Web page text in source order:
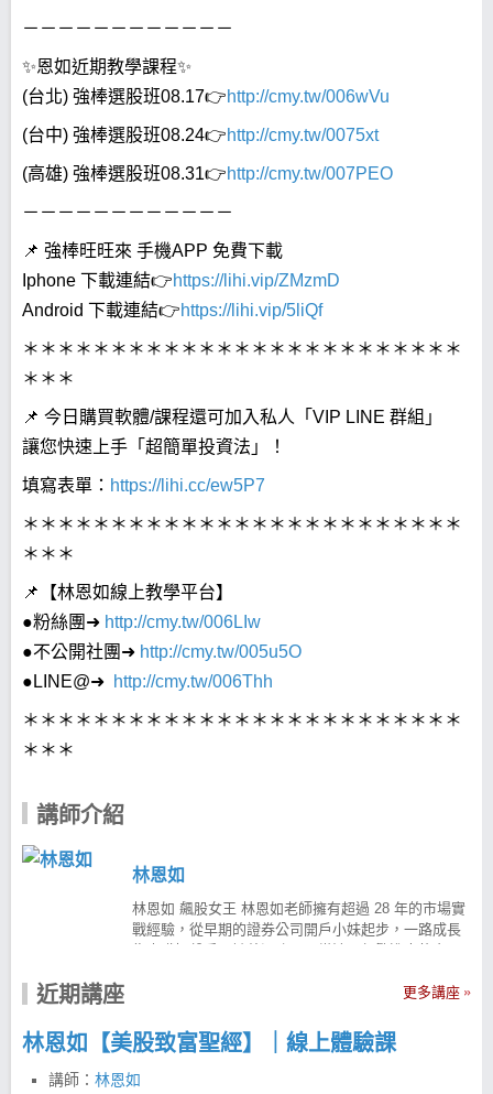
－－－－－－－－－－－－
✨恩如近期教學課程✨
(台北) 強棒選股班08.17👉http://cmy.tw/006wVu
(台中) 強棒選股班08.24👉http://cmy.tw/0075xt
(高雄) 強棒選股班08.31👉http://cmy.tw/007PEO
－－－－－－－－－－－－
📌 強棒旺旺來 手機APP 免費下載
Iphone 下載連結👉https://lihi.vip/ZMzmD
Android 下載連結👉https://lihi.vip/5liQf
＊＊＊＊＊＊＊＊＊＊＊＊＊＊＊＊＊＊＊＊＊＊＊＊＊
＊＊＊
📌 今日購買軟體/課程還可加入私人「VIP LINE 群組」
讓您快速上手「超簡單投資法」！
填寫表單： https://lihi.cc/ew5P7
＊＊＊＊＊＊＊＊＊＊＊＊＊＊＊＊＊＊＊＊＊＊＊＊＊
＊＊＊
📌【林恩如線上教學平台】
●粉絲團➜ http://cmy.tw/006LIw
●不公開社團➜ http://cmy.tw/005u5O
●LINE@➜ http://cmy.tw/006Thh
＊＊＊＊＊＊＊＊＊＊＊＊＊＊＊＊＊＊＊＊＊＊＊＊＊
＊＊＊
講師介紹
林恩如
林恩如 飆股女王 林恩如老師擁有超過 28 年的市場實
戰經驗，從早期的證券公司開戶小妹起步，一路成長
面臨慘賠。 在痛定思痛後，她透過大量閱讀與實戰反
「超簡單投資法」。 投資理財教育不能等 投資理財是
人生重要課題，但真實市場與學校課本上的經濟學往
往截然不同。為了幫助更多投資人用對方法、改善財
近期講座
林恩如【美股致富聖經】｜線上體驗課
講師： 林恩如
更多講座